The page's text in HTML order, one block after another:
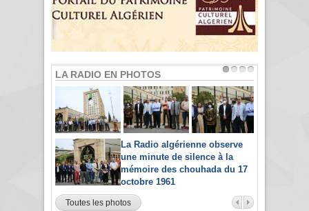
LA RADIO EN PHOTOS
La Radio algérienne observe
une minute de silence à la
mémoire des chouhada du 17
octobre 1961
Toutes les photos